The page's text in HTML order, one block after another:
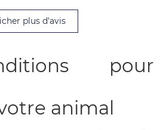
plus d'avis
pour
animal